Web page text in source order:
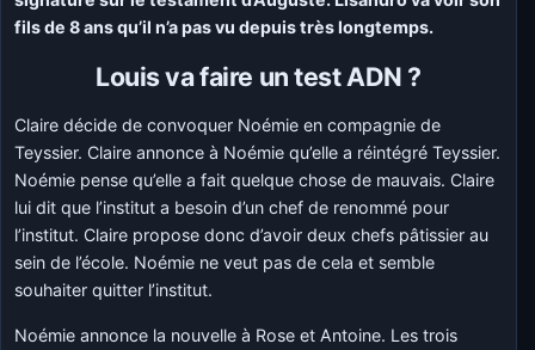
fils de 8 ans qu’il n’a pas vu depuis très longtemps.
Louis va faire un test ADN ?
Claire décide de convoquer Noémie en compagnie de
Teyssier. Claire annonce à Noémie qu’elle a réintégré Teyssier.
Noémie pense qu’elle a fait quelque chose de mauvais. Claire
lui dit que l’institut a besoin d’un chef de renommé pour
l’institut. Claire propose donc d’avoir deux chefs pâtissier au
sein de l’école. Noémie ne veut pas de cela et semble
souhaiter quitter l’institut.
Noémie annonce la nouvelle à Rose et Antoine. Les trois